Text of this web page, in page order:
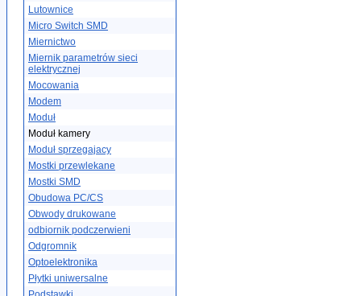
Lutownice
Micro Switch SMD
Miernictwo
Miernik parametrów sieci
elektrycznej
Mocowania
Modem
Moduł
Moduł kamery
Moduł sprzegajacy
Mostki przewlekane
Mostki SMD
Obudowa PC/CS
Obwody drukowane
odbiornik podczerwieni
Odgromnik
Optoelektronika
Płytki uniwersalne